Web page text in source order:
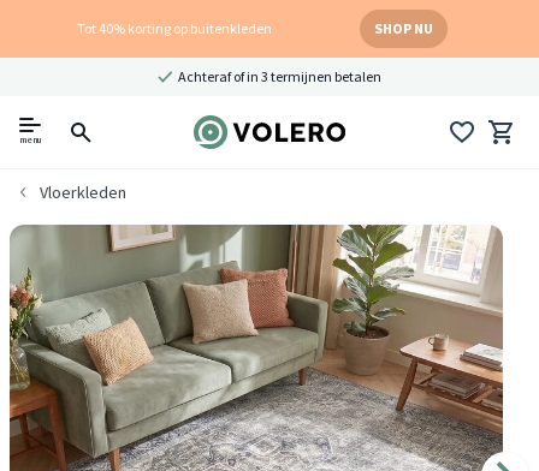
Tot 40% korting op buitenkleden SHOP NU
Achteraf of in 3 termijnen betalen
menu
Vloerkleden